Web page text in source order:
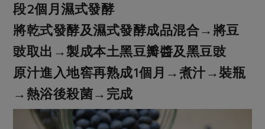
段2個月濕式發酵
將乾式發酵及濕式發酵成品混合→將豆
豉取出→製成本土黑豆瓣醬及黑豆豉
原汁進入地窖再熟成1個月→煮汁→裝瓶
→熱浴後殺菌→完成